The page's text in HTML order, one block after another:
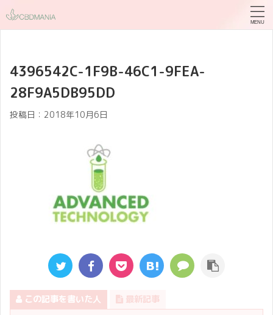
4396542C-1F9B-46C1-9FEA-
28F9A5DB95DD
投稿日： 2018年10月6日
この記事を書いた人 最新記事